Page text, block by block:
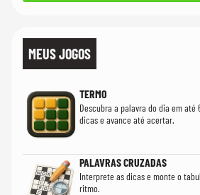
MEUS JOGOS
TERMO
Descubra a palavra do dia em até
dicas e avance até acertar.
PALAVRAS CRUZADAS
Interprete as dicas e monte o
ritmo.